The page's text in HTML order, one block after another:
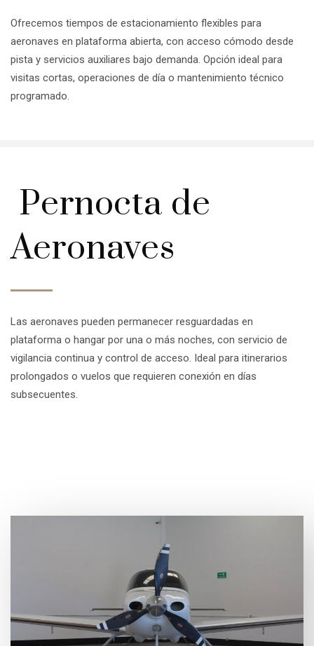
Ofrecemos tiempos de estacionamiento flexibles para
aeronaves en plataforma abierta, con acceso cómodo desde
pista y servicios auxiliares bajo demanda. Opción ideal para
visitas cortas, operaciones de día o mantenimiento técnico
programado.
Pernocta de
Aeronaves
Las aeronaves pueden permanecer resguardadas en
plataforma o hangar por una o más noches, con servicio de
vigilancia continua y control de acceso. Ideal para itinerarios
prolongados o vuelos que requieren conexión en días
subsecuentes.